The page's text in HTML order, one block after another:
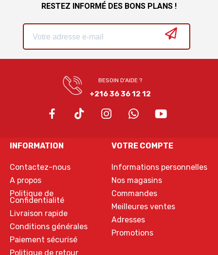
RESTEZ INFORMÉ DES BONS PLANS !
BESOIN D'AIDE ?
+216 36 36 12 12
INFORMATION
Contactez-nous
A propos
Politique de
Confidentialité
Livraison rapide
Conditions générales
Paiement sécurisé
Politique de retour
VOTRE COMPTE
Informations personnelles
Nos magasins
Commandes
Meilleures ventes
Adresses
Promotions